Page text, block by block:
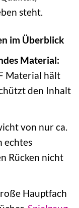
steht.
im Überblick
Material:
Material hält
den Inhalt
von nur ca.
echtes
Rücken nicht
Hauptfach